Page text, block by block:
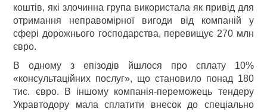
коштів, які злочинна група використала як привід для
отримання неправомірної вигоди від компаній у
сфері дорожнього господарства, перевищує 270 млн
євро.
В одному з епізодів йшлося про сплату 10%
«консультаційних послуг», що становило понад 180
тис. євро. В іншому компанія-переможець тендеру
Укравтодору мала сплатити внесок до спеціально